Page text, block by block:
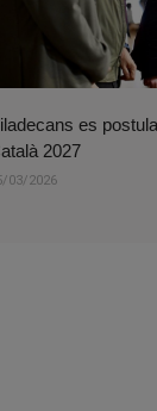
es
2027
03/2026